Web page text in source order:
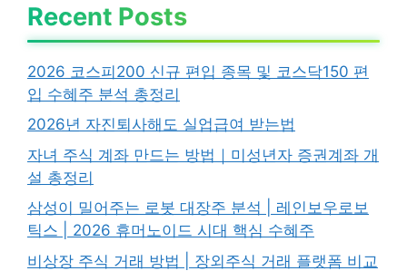
Recent Posts
2026 코스피200 신규 편입 종목 및 코스닥150 편
입 수혜주 분석 총정리
2026년 자진퇴사해도 실업급여 받는법
자녀 주식 계좌 만드는 방법｜미성년자 증권계좌 개
설 총정리
삼성이 밀어주는 로봇 대장주 분석 | 레인보우로보
틱스 | 2026 휴머노이드 시대 핵심 수혜주
비상장 주식 거래 방법 | 장외주식 거래 플랫폼 비교